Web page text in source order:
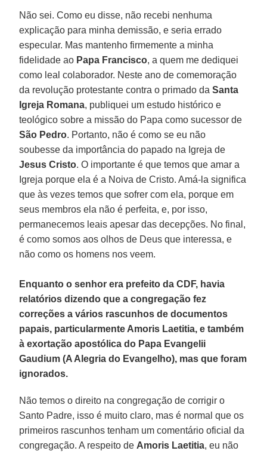
Não sei. Como eu disse, não recebi nenhuma
explicação para minha demissão, e seria errado
especular. Mas mantenho firmemente a minha
fidelidade ao Papa Francisco, a quem me dediquei
como leal colaborador. Neste ano de comemoração
da revolução protestante contra o primado daSanta
Igreja Romana, publiquei um estudo histórico e
teológico sobre a missão do Papa como sucessor de
São Pedro. Portanto, não é como se eu não
soubesse da importância do papado na Igreja de
Jesus Cristo. O importante é que temos que amar a
Igreja porque ela é a Noiva de Cristo. Amá-la significa
que às vezes temos que sofrer com ela, porque em
seus membros ela não é perfeita, e, por isso,
permanecemos leais apesar das decepções. No final,
é como somos aos olhos de Deus que interessa, e
não como os homens nos veem.
Enquanto o senhor era prefeito da CDF, havia
relatórios dizendo que a congregação fez
correções a vários rascunhos de documentos
papais, particularmente Amoris Laetitia, e também
à exortação apostólica do Papa Evangelii
Gaudium (A Alegria do Evangelho), mas que foram
ignorados.
Não temos o direito na congregação de corrigir o
Santo Padre, isso é muito claro, mas é normal que os
primeiros rascunhos tenham um comentário oficial da
congregação. A respeito de Amoris Laetitia, eu não